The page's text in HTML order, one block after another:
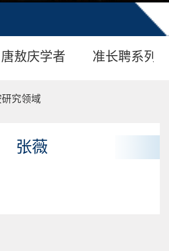
唐敖庆学者 准长聘系列
研究领域
张薇